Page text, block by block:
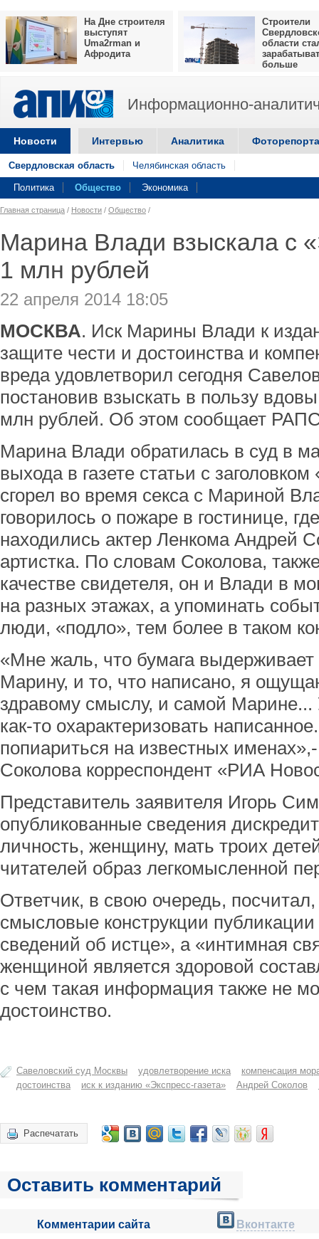
На Дне строителя
выступят
Uma2rman и
Афродита
Строители
области
больше
Информационно-
Новости Интервью Аналитика
Свердловская область Челябинская область
Политика Общество Экономика
Главная страница / Новости / Общество /
Марина Влади взыскала с
1 млн рублей
22 апреля 2014 18:05
МОСКВА. Иск Марины Влади к
защите чести и достоинства и
вреда удовлетворил сегодня
постановив взыскать в пользу
млн рублей. Об этом сообщает
Марина Влади обратилась в суд в
выхода в газете статьи с
сгорел во время секса с Мариной
говорилось о пожаре в гостинице,
находились актер Ленкома Андрей
артистка. По словам Соколова,
качестве свидетеля, он и Влади в
на разных этажах, а упоминать
люди, «подло», тем более в таком
«Мне жаль, что бумага
Марину, и то, что написано, я
здравому смыслу, и самой
как-то охарактеризовать
попиариться на известных
Соколова корреспондент «РИА
Представитель заявителя Игорь
опубликованные сведения
личность, женщину, мать троих
читателей образ легкомысленной
Ответчик, в свою очередь,
смысловые конструкции
сведений об истце», а «интимная
женщиной является здоровой
с чем такая информация также не
достоинство.
Савеловский суд Москвы удовлетворение иска
компенсация
достоинства
иск к изданию «Экспресс-газета» Андрей Соколов
Распечатать
Оставить комментарий
Комментарии сайта Вконтакте